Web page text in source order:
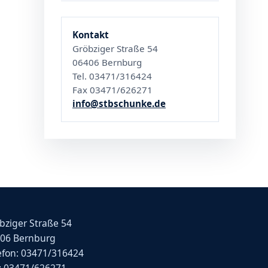
Kontakt
Gröbziger Straße 54
06406 Bernburg
Tel. 03471/316424
Fax 03471/626271
info@stbschunke.de
Straße 54
Bernburg
03471/316424